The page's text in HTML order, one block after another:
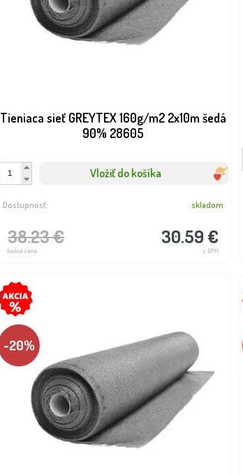
Tieniaca sieť GREYTEX 160g/m2 2x10m šedá
90% 28605
Vložiť do košíka
38.23 €
bežná cena
30.59 €
s DPH
Dostupnosť: skladom
-20%